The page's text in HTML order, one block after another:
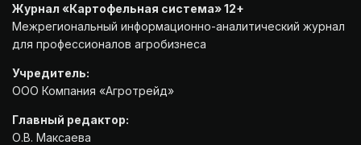
Журнал «Картофельная система» 12+
Межрегиональный информационно-аналитический журнал
для профессионалов агробизнеса
Учредитель:
ООО Компания «Агротрейд»
Главный редактор:
О.В. Максаева